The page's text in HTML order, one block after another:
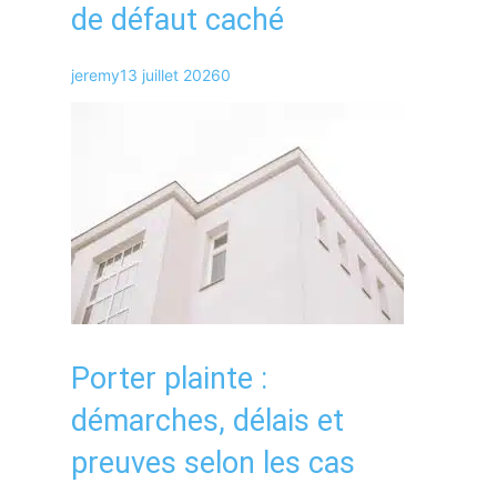
de défaut caché
jeremy13 juillet 20260
Porter plainte :
démarches, délais et
preuves selon les cas